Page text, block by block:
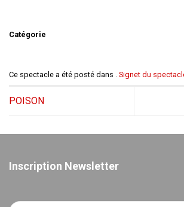
Catégorie
Ce spectacle a été posté dans . Signet du
POISON
Inscription Newsletter